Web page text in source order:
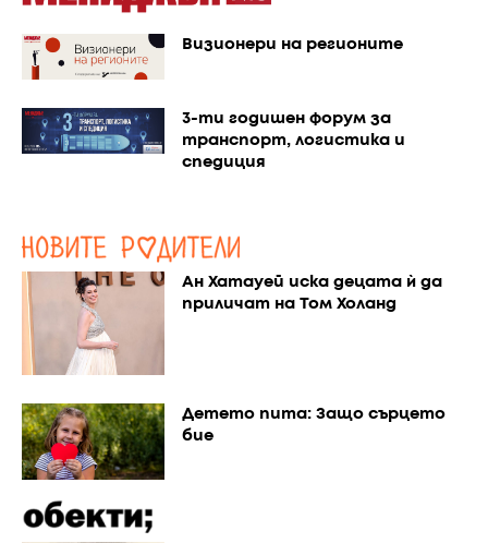
Визионери на регионите
3-ти годишен форум за
транспорт, логистика и
спедиция
Ан Хатауей иска децата ѝ да
приличат на Том Холанд
Детето пита: Защо сърцето
бие